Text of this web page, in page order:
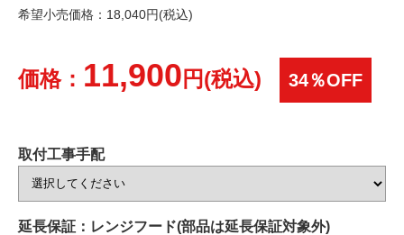
希望小売価格：18,040円(税込)
価格： 11,900 円(税込) 34％OFF
取付工事手配
延長保証：レンジフード(部品は延長保証対象外)